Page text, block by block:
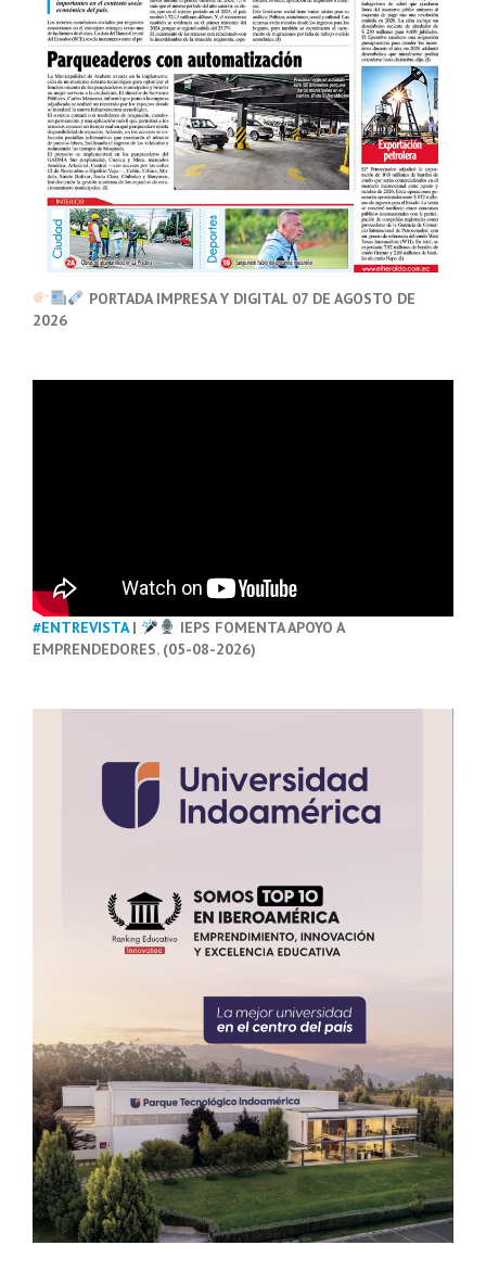
PORTADA IMPRESA Y DIGITAL 07 DE AGOSTO DE
2026
#ENTREVISTA|
IEPS FOMENTA APOYO A
EMPRENDEDORES. (05-08-2026)